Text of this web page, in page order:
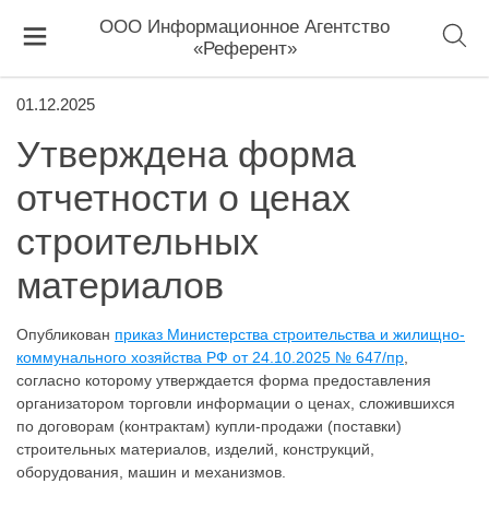
ООО Информационное Агентство
«Референт»
01.12.2025
Утверждена форма
отчетности о ценах
строительных
материалов
Опубликован приказ Министерства строительства и жилищно-
коммунального хозяйства РФ от 24.10.2025 № 647/пр
согласно которому утверждается форма предоставления
организатором торговли информации о ценах, сложившихся
по договорам (контрактам) купли-продажи (поставки)
строительных материалов, изделий, конструкций,
оборудования, машин и механизмов.